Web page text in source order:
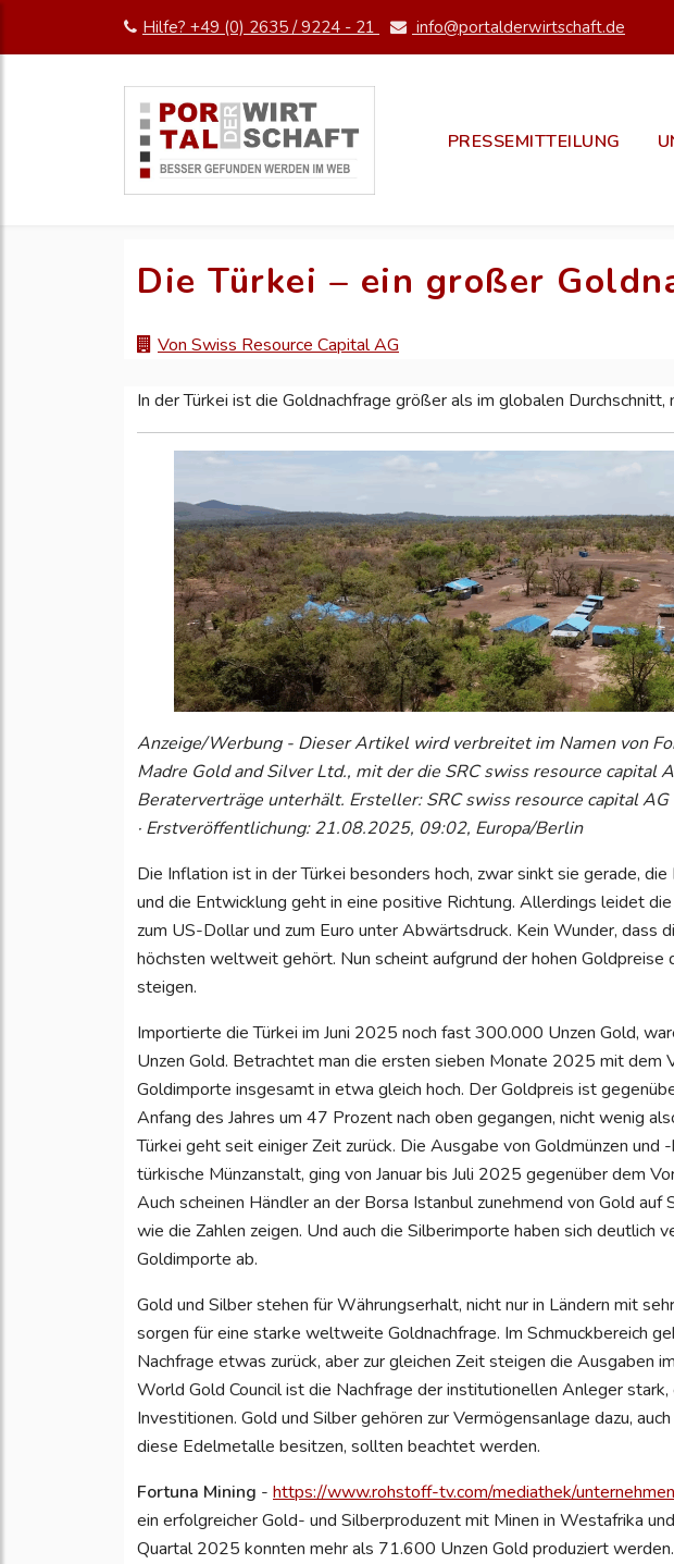
Hilfe? +49 (0) 2635 / 9224 - 21 info@portalderwirtschaft.de
PRESSEMITTEILUNG
Die Türkei – ein großer
Von Swiss Resource Capital AG
In der Türkei ist die Goldnachfrage größer als im globalen Durchschnitt,
Anzeige/Werbung - Dieser Artikel wird verbreitet im Namen von
Madre Gold and Silver Ltd., mit der die SRC swiss resource capital
Beraterverträge unterhält. Ersteller: SRC swiss resource capital
· Erstveröffentlichung: 21.08.2025, 09:02, Europa/Berlin
Die Inflation ist in der Türkei besonders hoch, zwar sinkt sie gerade,
und die Entwicklung geht in eine positive Richtung. Allerdings leidet
zum US-Dollar und zum Euro unter Abwärtsdruck. Kein Wunder, dass
höchsten weltweit gehört. Nun scheint aufgrund der hohen
steigen.
Importierte die Türkei im Juni 2025 noch fast 300.000 Unzen Gold,
Unzen Gold. Betrachtet man die ersten sieben Monate 2025 mit dem
Goldimporte insgesamt in etwa gleich hoch. Der Goldpreis ist
Anfang des Jahres um 47 Prozent nach oben gegangen, nicht wenig
Türkei geht seit einiger Zeit zurück. Die Ausgabe von Goldmünzen und
türkische Münzanstalt, ging von Januar bis Juli 2025 gegenüber dem
Auch scheinen Händler an der Borsa Istanbul zunehmend von Gold auf
wie die Zahlen zeigen. Und auch die Silberimporte haben sich deutlich
Goldimporte ab.
Gold und Silber stehen für Währungserhalt, nicht nur in Ländern mit
sorgen für eine starke weltweite Goldnachfrage. Im Schmuckbereich
Nachfrage etwas zurück, aber zur gleichen Zeit steigen die Ausgaben
World Gold Council ist die Nachfrage der institutionellen Anleger
Investitionen. Gold und Silber gehören zur Vermögensanlage dazu,
diese Edelmetalle besitzen, sollten beachtet werden.
Fortuna Mining - https://www.rohstoff-tv.com/mediathek/
ein erfolgreicher Gold- und Silberproduzent mit Minen in Westafrika
Quartal 2025 konnten mehr als 71.600 Unzen Gold produziert